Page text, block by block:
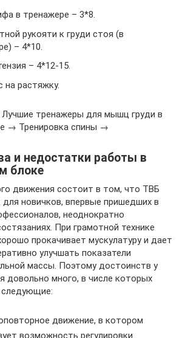
в тренажере – 3*8.
рукояти к груди стоя (в
– 4*10.
– 4*12-15.
на растяжку.
тренажеры для мышц груди в
→ Тренировка спины →
и недостатки работы в
блоке
движения состоит в том, что ТВБ
для новичков, впервые пришедших в
неоднократно
При грамотной технике
прокачивает мускулатуру и дает
улучшать показатели
массы. Поэтому достоинств у
довольно много, в числе которых
движение, в котором
возможность регулировки